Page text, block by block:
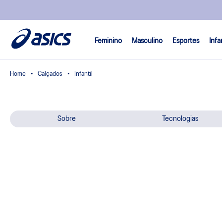
Feminino Masculino Esportes
Calçados Infantil
Sobre Tecnologias